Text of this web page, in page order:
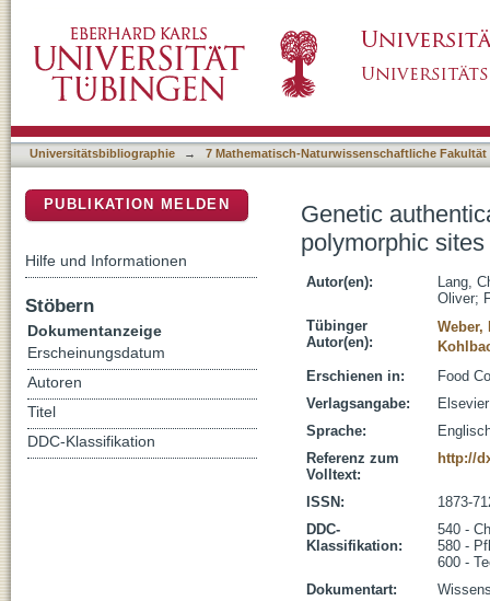
chloroplast genome
Universitätsbibliographie → 7 Mathematisch-Naturwissenschaftliche Fakultät
Genetic
polymorphic
Autor(en):
Lang,
Oliver;
Tübinger
Autor(en):
Weber,
Erschienen in:
Food
Verlagsangabe:
Sprache:
Referenz zum
Volltext:
http://
ISSN:
1873-
DDC-
Klassifikation:
540 -
580 -
600 -
Dokumentart:
PUBLIKATION MELDEN
Hilfe und Informationen
Stöbern
Dokumentanzeige
Erscheinungsdatum
Autoren
Titel
DDC-Klassifikation